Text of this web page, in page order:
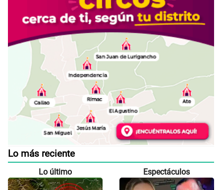
Lo más reciente
Lo último Espectáculos